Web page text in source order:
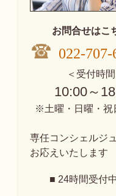
お問合せはこ
022-707-
＜受付時間
10:00～
※土曜・日曜・祝
専任コンシェルジ
お応えいたします
■ 24時間受付